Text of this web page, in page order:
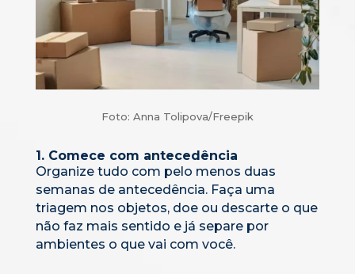
Foto: Anna Tolipova/Freepik
1. Comece com antecedência
Organize tudo com pelo menos duas
semanas de antecedência. Faça uma
triagem nos objetos, doe ou descarte o que
não faz mais sentido e já separe por
ambientes o que vai com você.